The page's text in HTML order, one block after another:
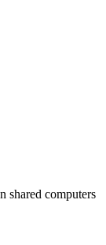
shared computers